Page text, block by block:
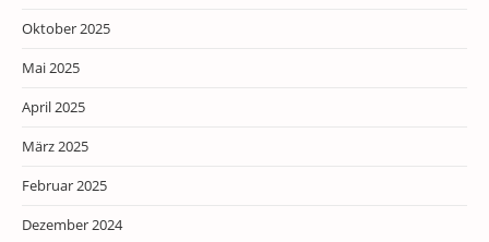
Oktober 2025
Mai 2025
April 2025
März 2025
Februar 2025
Dezember 2024